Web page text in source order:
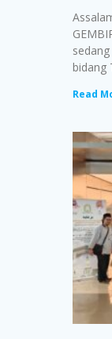
bidang
Read